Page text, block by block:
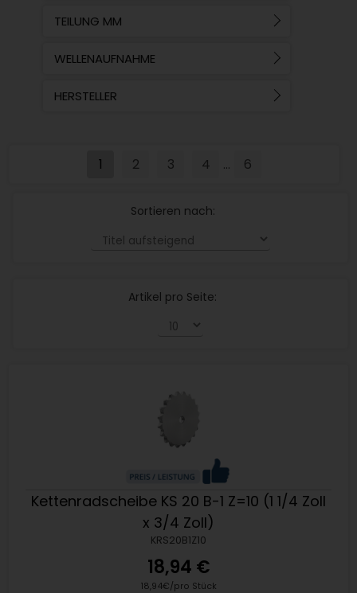
TEILUNG MM
WELLENAUFNAHME
HERSTELLER
1 2 3 4 ... 6
Sortieren nach:
Artikel pro Seite:
Kettenradscheibe KS 20 B-1 Z=10 (1 1/4 Zoll
x 3/4 Zoll)
KRS20B1Z10
18,94 €
18,94€/pro Stück